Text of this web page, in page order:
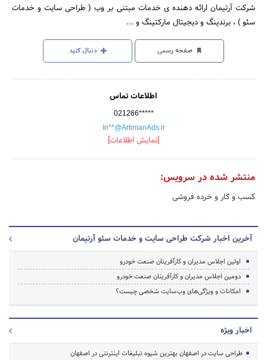
شرکت آرتیمان ارائه دهنده ی خدمات مبتنی بر وب ( طراحی سایت و خدمات
سئو ) ، برندینگ و دیجیتال مارکتینگ و ...
صفحه رسمی دنبال کنید
اطلاعات تماس
021266*****
In**@ArtimanAds.ir
[نمایش اطلاعات]
منتشر شده در سرویس:
کسب و کار و خرده فروشی
آخرین اخبار شرکت طراحی سایت و خدمات سئو آرتیمان
اولین اجلاس مدیران و کارآفرینان صنعت خودرو
دومین اجلاس مدیران و کارآفرینان صنعت خودرو
امکانات و ویژگی‌های وب‌سایت شخصی چیست؟
اخبار ویژه
طراحی سایت در اصفهان بهترین شیوه تبلیغات اینترنتی در اصفهان